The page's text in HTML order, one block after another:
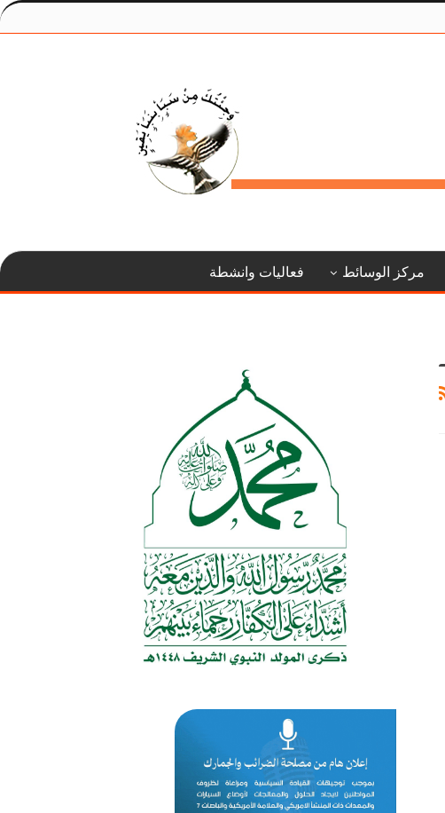
مركز الوسائط فعاليات وانشطة